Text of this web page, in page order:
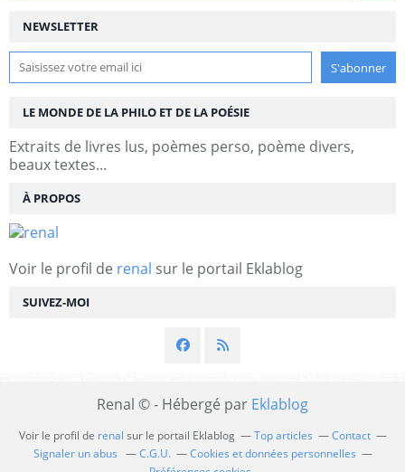
NEWSLETTER
SUIVEZ-MOI
LE MONDE DE LA PHILO ET DE LA POÉSIE
Extraits de livres lus, poèmes perso, poème divers,
beaux textes...
À PROPOS
Voir le profil de renal sur le portail Eklablog
Renal © - Hébergé par Eklablog
Voir le profil de renal sur le portail Eklablog Top articles
Contact
Signaler un abus
C.G.U.
Cookies et données personnelles